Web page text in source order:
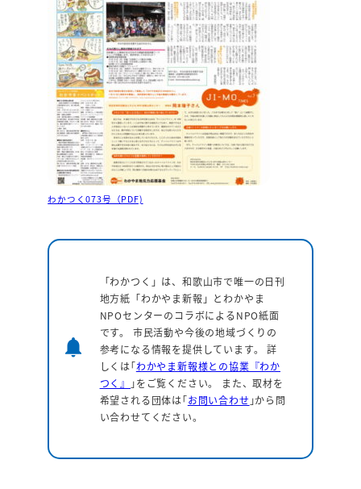
わかつく073号（PDF)
notifications
「わかつく」は、和歌山市で唯一の日刊
地方紙「わかやま新報」とわかやま
NPOセンターのコラボによるNPO紙面
です。 市民活動や今後の地域づくりの
参考になる情報を提供しています。詳
しくは｢わかやま新報様との協業『わか
つく』
｣をご覧ください。 また、取材を
希望される団体は｢お問い合わせ ｣から問
い合わせてください。